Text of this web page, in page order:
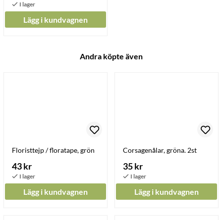
Lägg i kundvagnen
Andra köpte även
Floristtejp / floratape, grön
43 kr
Lägg i kundvagnen
Corsagenålar, gröna. 2st
35 kr
Lägg i kundvagnen